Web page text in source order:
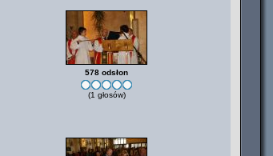
578 odsłon
(1 głosów)